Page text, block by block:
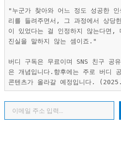
"누군가 찾아와 어느 정도 성공한 인
리를 들려주면서, 그 과정에서 상당
이 있었다는 걸 인정하지 않는다면,
진실을 말하지 않는 셈이죠."
버디 구독은 무료이며 SNS 친구 공
은 개념입니다.향후에는 주로 버디
콘텐츠가 올라갈 예정입니다.
이메일 주소 입력…